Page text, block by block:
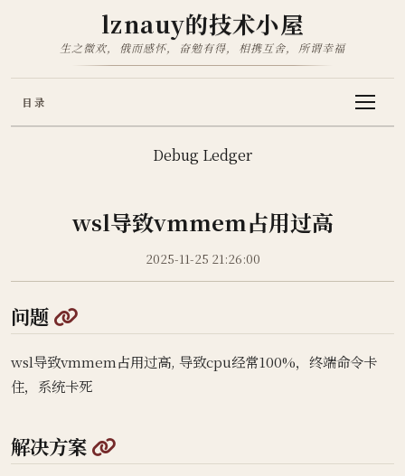
lznauy的技术小屋
生之微欢，俄而感怀，奋勉有得，相携互舍，所谓幸福
目录
Debug Ledger
wsl导致vmmem占用过高
2025-11-25 21:26:00
问题 @
wsl导致vmmem占用过高, 导致cpu经常100%，终端命令卡
住，系统卡死
解决方案 @